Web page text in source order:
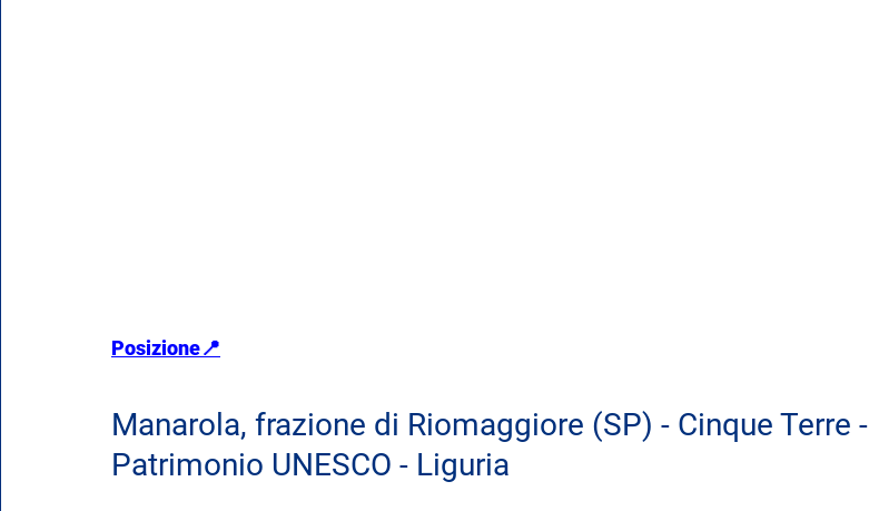
Posizione📍
Manarola, frazione di Riomaggiore (SP) - Cinque Terre -
Patrimonio UNESCO - Liguria